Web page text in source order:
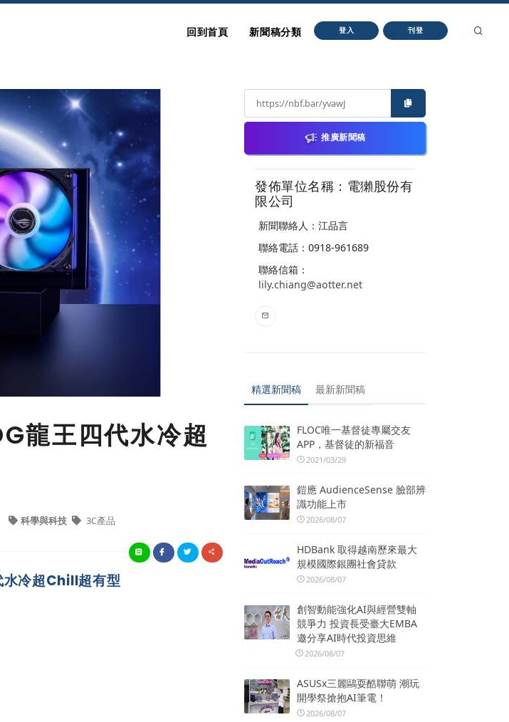
回到首頁 新聞稿分類 登入 刊登
龍王四代水冷超
科學與科技 3C產品
水冷超Chill超有型
推廣新聞稿
發佈單位名稱：電獺股份有
限公司
新聞聯絡人：江品言
聯絡電話：0918-961689
聯絡信箱：
lily.chiang@aotter.net
精選新聞稿 最新新聞稿
FLOC唯一基督徒專屬交友
APP，基督徒的新福音
2021/03/29
鎧應 AudienceSense 臉部辨
識功能上市
2026/08/07
HDBank 取得越南歷來最大
規模國際銀團社會貸款
2026/08/07
創智動能強化AI與經營雙軸
競爭力 投資長受臺大EMBA
邀分享AI時代投資思維
2026/08/07
ASUSx三麗鷗耍酷聯萌 潮玩
開學祭搶抱AI筆電！
2026/08/07